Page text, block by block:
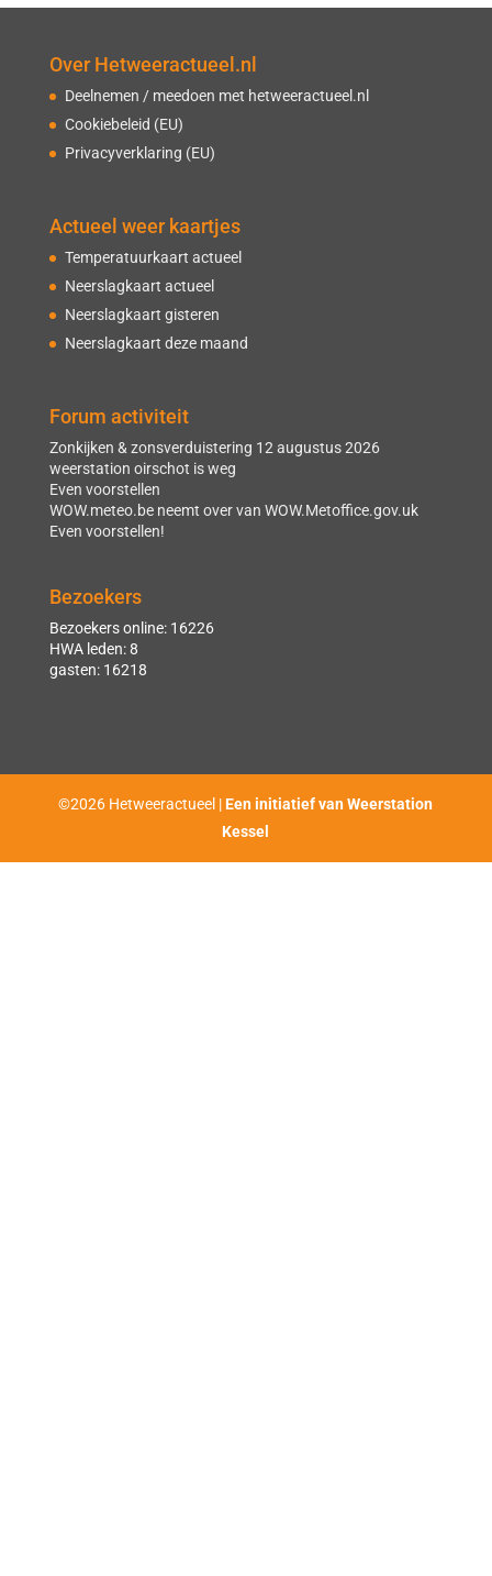
Over Hetweeractueel.nl
Deelnemen / meedoen met hetweeractueel.nl
Cookiebeleid (EU)
Privacyverklaring (EU)
Actueel weer kaartjes
Temperatuurkaart actueel
Neerslagkaart actueel
Neerslagkaart gisteren
Neerslagkaart deze maand
Forum activiteit
Zonkijken & zonsverduistering 12 augustus 2026
weerstation oirschot is weg
Even voorstellen
WOW.meteo.be neemt over van WOW.Metoffice.gov.uk
Even voorstellen!
Bezoekers
Bezoekers online: 16226
HWA leden: 8
gasten: 16218
©2026 Hetweeractueel |Een initiatief van Weerstation
Kessel